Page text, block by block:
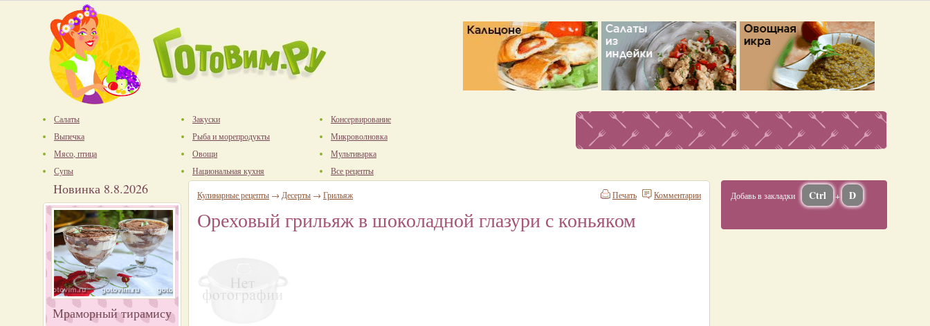
Салаты
Выпечка
Мясо, птица
Супы
Закуски
Рыба и морепродукты
Овощи
Национальная кухня
Консервирование
Микроволновка
Мультиварка
Все рецепты
Новинка 8.8.2026
Мраморный тирамису
Комментарии
Печать
Кулинарные рецепты → Десерты → Грильяж
Ореховый грильяж в шоколадной глазури с коньяком
Добавь в закладки Ctrl + D